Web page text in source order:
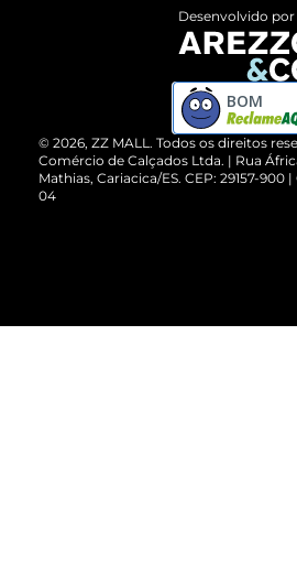
ZZ MALL é confiável
Cartão Presente
Vendas Corporativas
Devolução do Produto
Compre pelo WhatsApp
© 2026, ZZ MALL. Todos os direitos
Comércio de Calçados Ltda. | Rua
Mathias, Cariacica/ES. CEP: 29157-900
04
Desenvolvido por
BOM